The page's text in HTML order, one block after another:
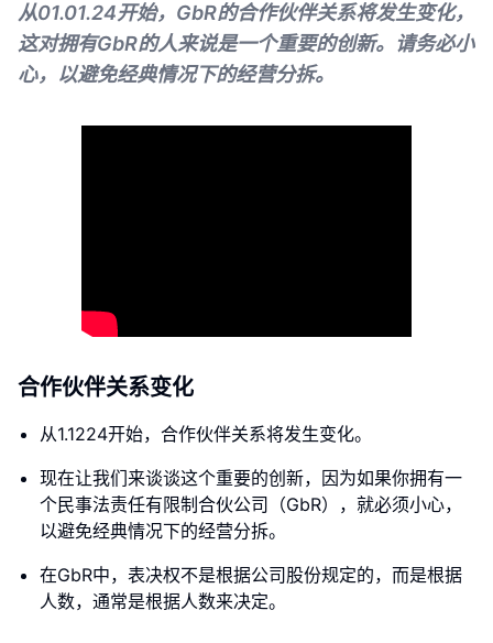
从01.01.24开始，GbR的合作伙伴关系将发生变化，
这对拥有GbR的人来说是一个重要的创新。请务必小
心，以避免经典情况下的经营分拆。
合作伙伴关系变化
从1.1224开始，合作伙伴关系将发生变化。
现在让我们来谈谈这个重要的创新，因为如果你拥有一
个民事法责任有限制合伙公司（GbR），就必须小心，
以避免经典情况下的经营分拆。
在GbR中，表决权不是根据公司股份规定的，而是根据
人数，通常是根据人数来决定。